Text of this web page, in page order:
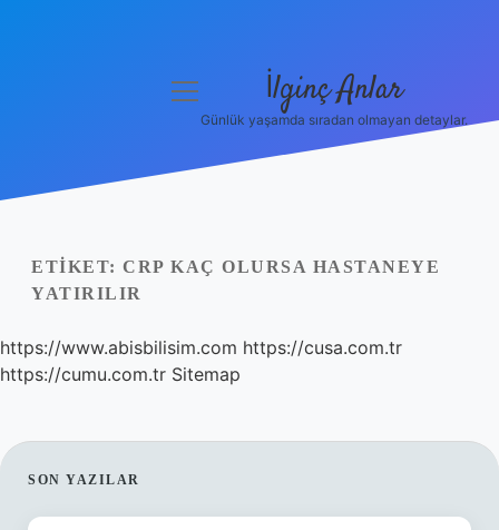
Yasal Uyarı
menüyü
İlginç Anlar
Günlük yaşamda sıradan olmayan detaylar.
ETIKET: CRP KAÇ OLURSA HASTANEYE
YATIRILIR
https://www.abisbilisim.com https://cusa.com.tr
https://cumu.com.tr Sitemap
SIDEBAR
SON YAZILAR